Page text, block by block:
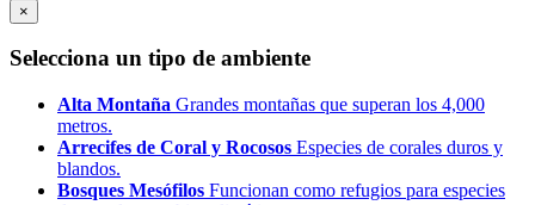
×
Selecciona un tipo de ambiente
Alta Montaña Grandes montañas que superan los 4,000
metros.
Arrecifes de Coral y Rocosos Especies de corales duros y
blandos.
Bosques Mesófilos Funcionan como refugios para especies